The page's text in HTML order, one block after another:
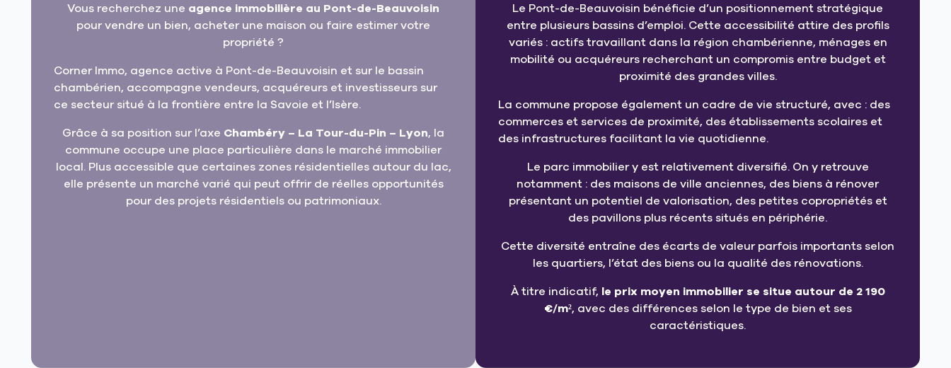
Vous recherchez une agence immobilière au Pont-de-Beauvoisin
pour vendre un bien, acheter une maison ou faire estimer votre
propriété ?
Corner Immo, agence active à Pont-de-Beauvoisin et sur le bassin
chambérien, accompagne vendeurs, acquéreurs et investisseurs sur
ce secteur situé à la frontière entre la Savoie et l’Isère.
Grâce à sa position sur l’axe Chambéry – La Tour-du-Pin – Lyon, la
commune occupe une place particulière dans le marché immobilier
local. Plus accessible que certaines zones résidentielles autour du lac,
elle présente un marché varié qui peut offrir de réelles opportunités
pour des projets résidentiels ou patrimoniaux.
Le Pont-de-Beauvoisin bénéficie d’un positionnement stratégique
entre plusieurs bassins d’emploi. Cette accessibilité attire des profils
variés : actifs travaillant dans la région chambérienne, ménages en
mobilité ou acquéreurs recherchant un compromis entre budget et
proximité des grandes villes.
La commune propose également un cadre de vie structuré, avec : des
commerces et services de proximité, des établissements scolaires et
des infrastructures facilitant la vie quotidienne.
Le parc immobilier y est relativement diversifié. On y retrouve
notamment : des maisons de ville anciennes, des biens à rénover
présentant un potentiel de valorisation, des petites copropriétés et
des pavillons plus récents situés en périphérie.
Cette diversité entraîne des écarts de valeur parfois importants selon
les quartiers, l’état des biens ou la qualité des rénovations.
À titre indicatif, le prix moyen immobilier se situe autour de 2 190
€/m², avec des différences selon le type de bien et ses
caractéristiques.